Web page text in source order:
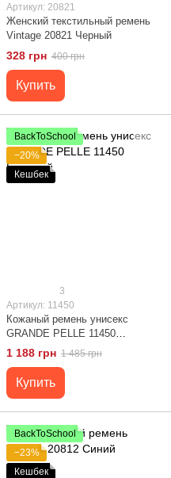
Артикул: 20821
Женский текстильный ремень
Vintage 20821 Черный
328 грн 400 грн
Купить
BackToSchool
−20%
Кешбек
3
Артикул: 11450
Кожаный ремень унисекс
GRANDE PELLE 11450
Бежевый
1 188 грн 1 485 грн
Купить
BackToSchool
−23%
Кешбек